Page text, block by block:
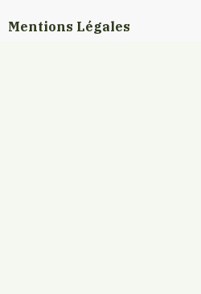
Mentions Légales